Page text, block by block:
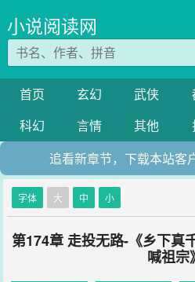
小说阅读网
首页 玄幻 武侠
科幻
言情 其他
追看新章节，下载本站客
字体 大 中 小
第174章 走投无路-《乡下真
喊祖宗